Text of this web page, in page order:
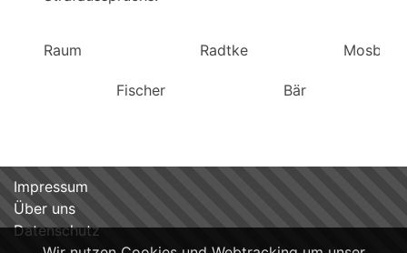
Raum Radtke
Fischer Bär
Impressum
Über uns
Datenschutz